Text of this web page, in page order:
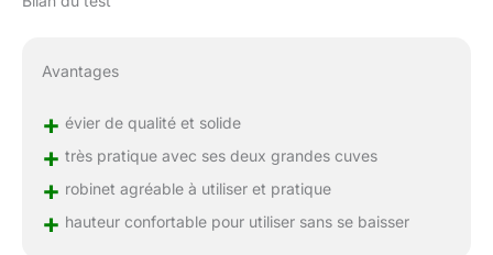
Avantages
+ évier de qualité et solide
+ très pratique avec ses deux grandes cuves
+ robinet agréable à utiliser et pratique
+ hauteur confortable pour utiliser sans se baisser